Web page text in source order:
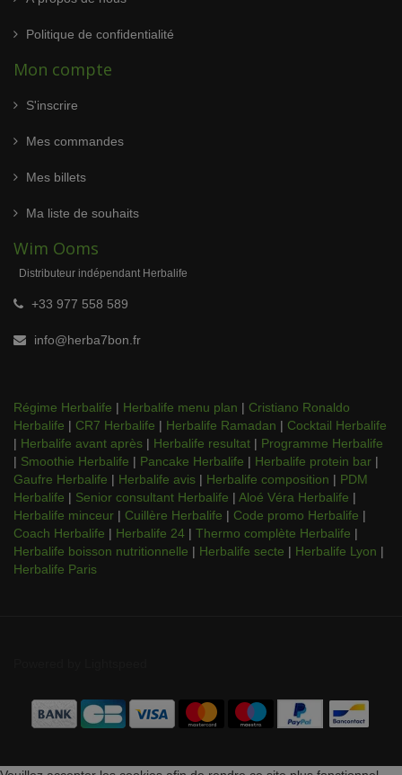
Politique de confidentialité
Mon compte
S'inscrire
Mes commandes
Mes billets
Ma liste de souhaits
Wim Ooms
Distributeur indépendant Herbalife
+33 977 558 589
info@herba7bon.fr
Régime Herbalife | Herbalife menu plan | Cristiano Ronaldo
Herbalife | CR7 Herbalife | Herbalife Ramadan | Cocktail Herbalife
| Herbalife avant après | Herbalife resultat | Programme Herbalife
| Smoothie Herbalife | Pancake Herbalife | Herbalife protein bar |
Gaufre Herbalife | Herbalife avis | Herbalife composition | PDM
Herbalife | Senior consultant Herbalife | Aloé Véra Herbalife |
Herbalife minceur | Cuillère Herbalife | Code promo Herbalife |
Coach Herbalife | Herbalife 24 | Thermo complète Herbalife |
Herbalife boisson nutritionnelle | Herbalife secte | Herbalife Lyon |
Herbalife Paris